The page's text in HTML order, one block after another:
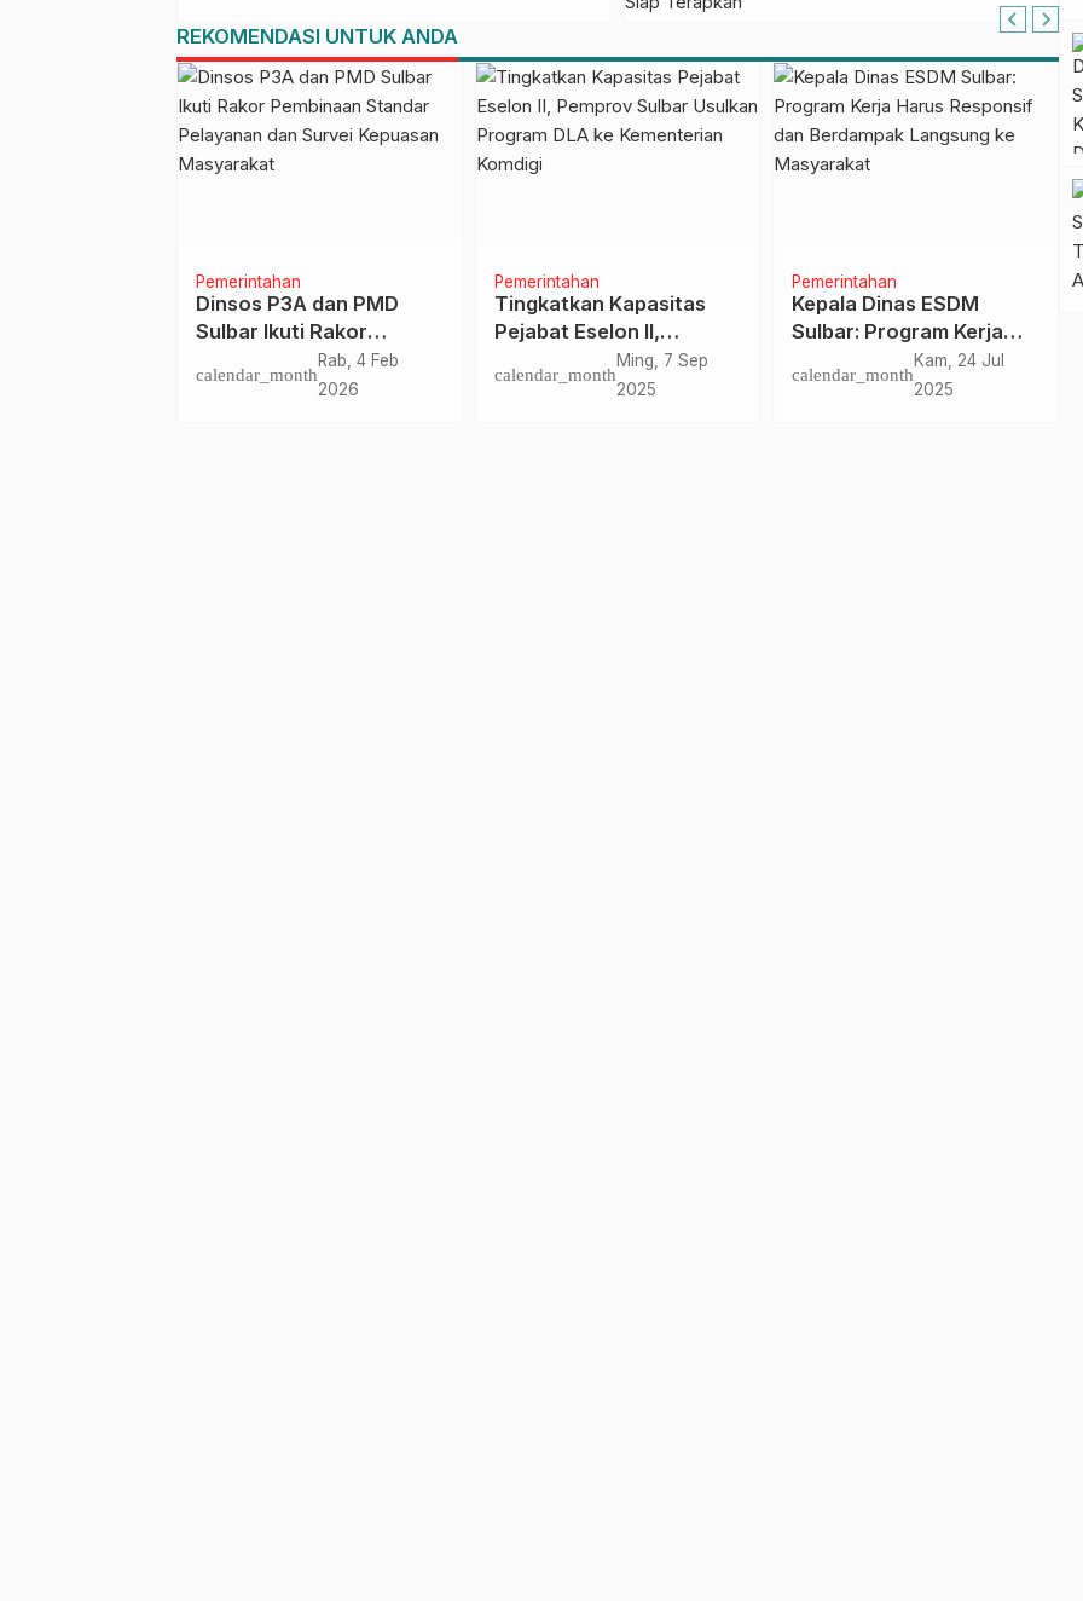
REKOMENDASI UNTUK ANDA
Pemerintahan
Dinsos P3A dan PMD
Sulbar Ikuti Rakor
Pembinaan Standar
Pelayanan dan Survei
calendar_month
Rab, 4 Feb
2026
Pemerintahan
Tingkatkan Kapasitas
Pejabat Eselon II,
Pemprov Sulbar Usulkan
Program DLA ke
calendar_month
Ming, 7 Sep
2025
Pemerintahan
Kepala Dinas ESDM
Sulbar: Program Kerja
Harus Responsif dan
Berdampak Langsung ke
calendar_month
Kam, 24 Jul
2025